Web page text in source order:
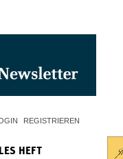
REGISTRIEREN
HEFT